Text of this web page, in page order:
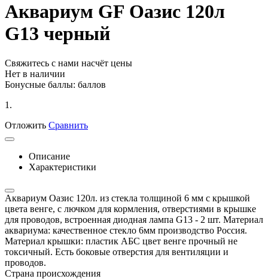
Аквариум GF Оазис 120л
G13 черный
Свяжитесь с нами насчёт цены
Нет в наличии
Бонусные баллы: баллов
1.
Отложить Сравнить
Описание
Характеристики
Аквариум Оазис 120л. из стекла толщиной 6 мм с крышкой
цвета венге, с лючком для кормления, отверстиями в крышке
для проводов, встроенная диодная лампа G13 - 2 шт. Материал
аквариума: качественное стекло 6мм производство Россия.
Материал крышки: пластик АБС цвет венге прочный не
токсичный. Есть боковые отверстия для вентиляции и
проводов.
Страна происхождения